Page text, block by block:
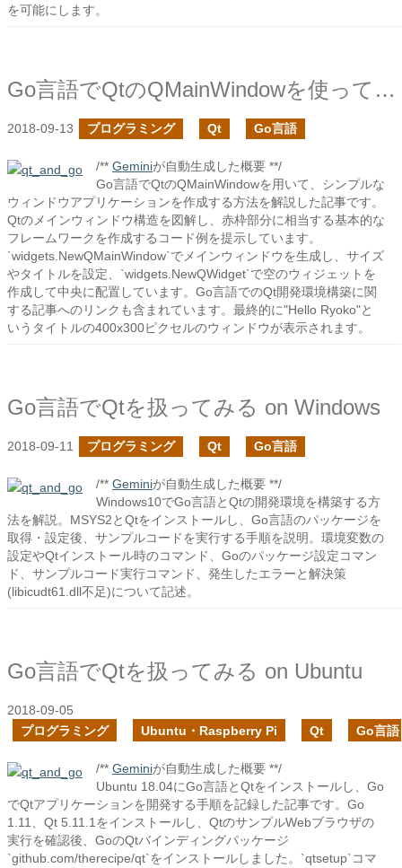
を可能にします。
Go言語でQtのQMainWindowを使ってみる
2018-09-13 プログラミング Qt Go言語
/** Geminiが自動生成した概要 **/
Go言語でQtのQMainWindowを用いて、シンプルな
ウィンドウアプリケーションを作成する方法を解説した記事です。
Qtのメインウィンドウ構造を図解し、赤枠部分に相当する基本的な
フレームワークを作成するコード例を提示しています。
`widgets.NewQMainWindow`でメインウィンドウを生成し、サイズ
やタイトルを設定、`widgets.NewQWidget`で空のウィジェットを
作成して中央に配置しています。Go言語でのQt開発環境構築に関
する記事へのリンクも含まれています。最終的に"Hello Ryoko"と
いうタイトルの400x300ピクセルのウィンドウが表示されます。
Go言語でQtを扱ってみる on Windows
2018-09-11 プログラミング Qt Go言語
/** Geminiが自動生成した概要 **/
Windows10でGo言語とQtの開発環境を構築する方
法を解説。MSYS2とQtをインストールし、Go言語のパッケージを
取得・設定後、サンプルコードを実行する手順を説明。環境変数の
設定やQtインストール時のコマンド、Goのパッケージ設定コマン
ド、サンプルコード実行コマンド、発生したエラーと解決策
(libicudt61.dll不足)について記述。
Go言語でQtを扱ってみる on Ubuntu
2018-09-05
プログラミング
Ubuntu・Raspberry Pi Qt Go言語
/** Geminiが自動生成した概要 **/
Ubuntu 18.04にGo言語とQtをインストールし、Go
でQtアプリケーションを開発する手順を記録した記事です。Go
1.11、Qt 5.11.1をインストールし、QtのサンプルWebブラウザの
実行を確認後、GoのQtバインディングパッケージ
`github.com/therecipe/qt`をインストールしました。`qtsetup`コマ